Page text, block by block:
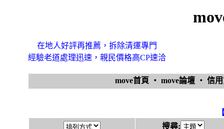
在地人好評再推薦，拆除清運專門
經驗老道處理迅速，親民價格高CP速洽
move首頁 ‧ move論壇 ‧ 信
搜尋: